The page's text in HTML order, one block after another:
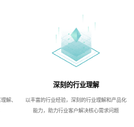
解、
深刻的行业理解
以丰富的行业经验，深刻的行业理解和产品化
能力，助力行业客户解决核心需求问题